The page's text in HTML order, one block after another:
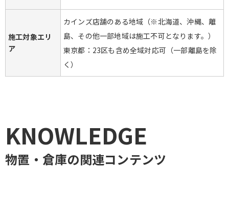
施工対象エリ
ア
カインズ店舗のある地域（※北海道、沖縄、離
島、その他一部地域は施工不可となります。）
東京都：23区も含め全域対応可（一部離島を除
く）
KNOWLEDGE
物置・倉庫の関連コンテンツ